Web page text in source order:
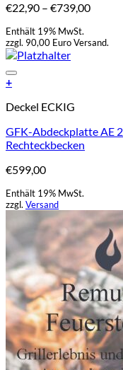
auf.
Die
Optionen
können
der
gewählt
€22,90 – €739,00
€739,00
Enthält 19% MwSt.
zzgl. 90,00 Euro Versand.
+
Deckel ECKIG
GFK-Abdeckplatte AE
Rechteckbecken
€599,00
Enthält 19% MwSt.
zzgl. Versand